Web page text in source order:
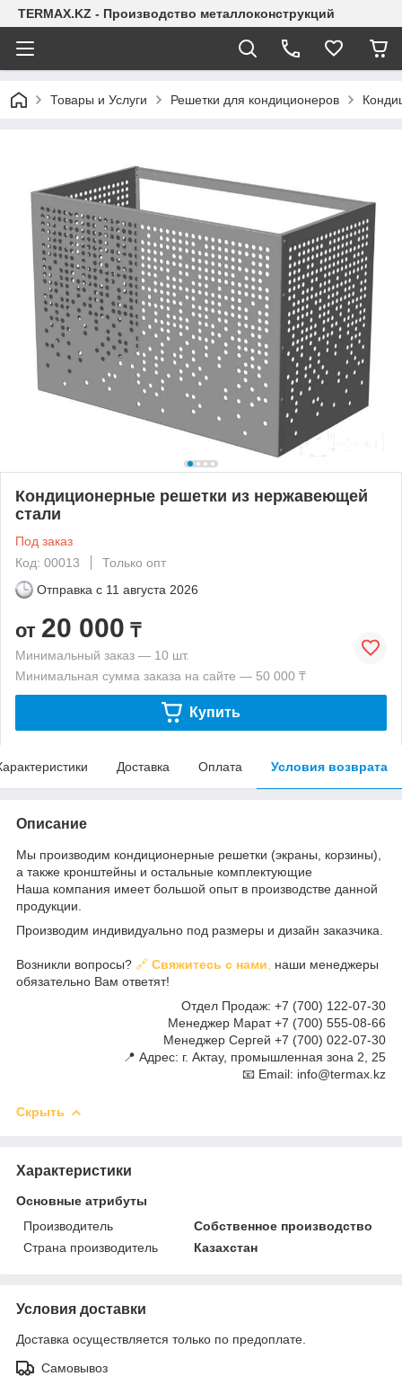
TERMAX.KZ - Производство металлоконструкций
Товары и Услуги Решетки для кондиционеров
Кондиционерные решетки из нержавеющей
стали
Под заказ
Код: 00013
Только опт
Отправка с 11 августа 2026
от 20 000 ₸
Минимальный заказ — 10 шт.
Минимальная сумма заказа на сайте — 50 000 ₸
Купить
Доставка Оплата Условия возврата
Описание
Мы производим кондиционерные решетки (экраны, корзины),
а также кронштейны и остальные комплектующие
Наша компания имеет большой опыт в производстве данной
продукции.
Производим индивидуально под размеры и дизайн заказчика.
Возникли вопросы? 🔗 Свяжитесь с нами
наши менеджеры
обязательно Вам ответят!
Отдел Продаж: +7 (700) 122-07-30
Менеджер Марат +7 (700) 555-08-66
Менеджер Сергей +7 (700) 022-07-30
📍 Адрес: г. Актау, промышленная зона 2, 25
📧 Email: info@termax.kz
Скрыть
Характеристики
Основные атрибуты
Производитель
Собственное производство
Страна производитель
Казахстан
Условия доставки
Доставка осуществляется только по предоплате.
Самовывоз